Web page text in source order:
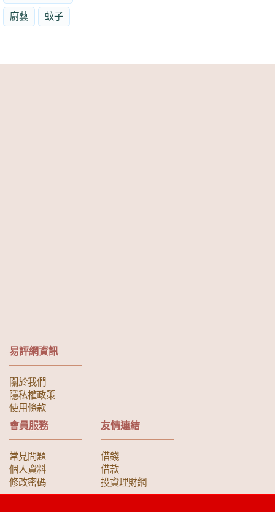
廚藝 蚊子
易評網資訊
關於我們
隱私權政策
使用條款
會員服務
常見問題
個人資料
修改密碼
友情連結
借錢
借款
投資理財網